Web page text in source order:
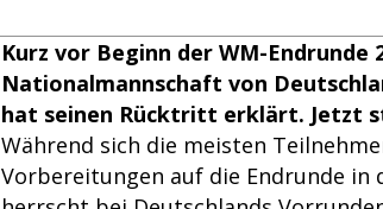
Kurz vor Beginn der WM-Endrunde
Nationalmannschaft von
hat seinen Rücktritt erklärt. Jetzt
Während sich die meisten
Vorbereitungen auf die Endrunde in